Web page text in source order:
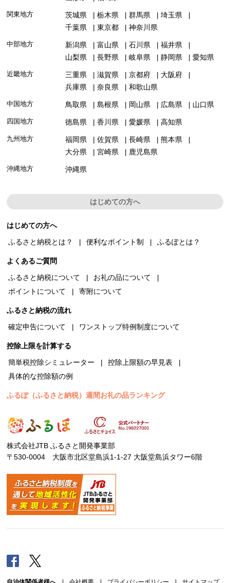
関東地方 茨城県 栃木県 群馬県
埼玉県
千葉県
東京都 神奈川県
中部地方 新潟県 富山県 石川県
福井県
山梨県
長野県 岐阜県 静岡県 愛知県
近畿地方 三重県 滋賀県 京都府
大阪府
兵庫県
奈良県 和歌山県
中国地方 鳥取県 島根県 岡山県 広島県 山口県
四国地方 徳島県 香川県 愛媛県 高知県
九州地方 福岡県 佐賀県 長崎県
熊本県
大分県
宮崎県 鹿児島県
沖縄地方 沖縄県
はじめての方へ
はじめての方へ
ふるさと納税とは？
便利なポイント制 ふるぽとは？
よくあるご質問
ふるさと納税について
お礼の品について
ポイントについて
寄附について
ふるさと納税の流れ
確定申告について
ワンストップ特例制度について
控除上限を計算する
簡単税控除シミュレーター
控除上限額の早見表
具体的な控除額の例
ふるぽ（ふるさと納税）週間お礼の品ランキング
株式会社JTB ふるさと開発事業部
〒530-0004 大阪市北区堂島浜1-1-27 大阪堂島浜タワー6階
Facebook